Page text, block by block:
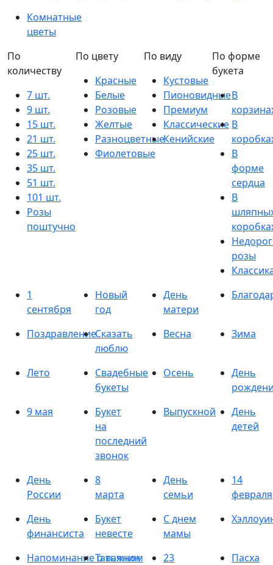
Комнатные
цветы
По
количеству
7 шт.
9 шт.
15 шт.
21 шт.
25 шт.
35 шт.
51 шт.
101 шт.
Розы
поштучно
По цвету
Красные
Белые
Розовые
Желтые
Разноцветные
Фиолетовые
По виду
Кустовые
Пионовидные
Премиум
Классические
Кенийские
По форме
букета
В
В
В
форме
сердца
В
розы
1
сентября
Новый
год
День
матери
ПоздравлениеСказать
люблю
Весна Зима
Лето
Свадебные
букеты
Осень
День
9 мая
Букет
на
последний
звонок
Выпускной
День
детей
День
России
8
марта
День
семьи
14
февраля
День
финансиста
Букет
невесте
С днем
мамы
Напоминание о важном
Татьянин
23
Пасха